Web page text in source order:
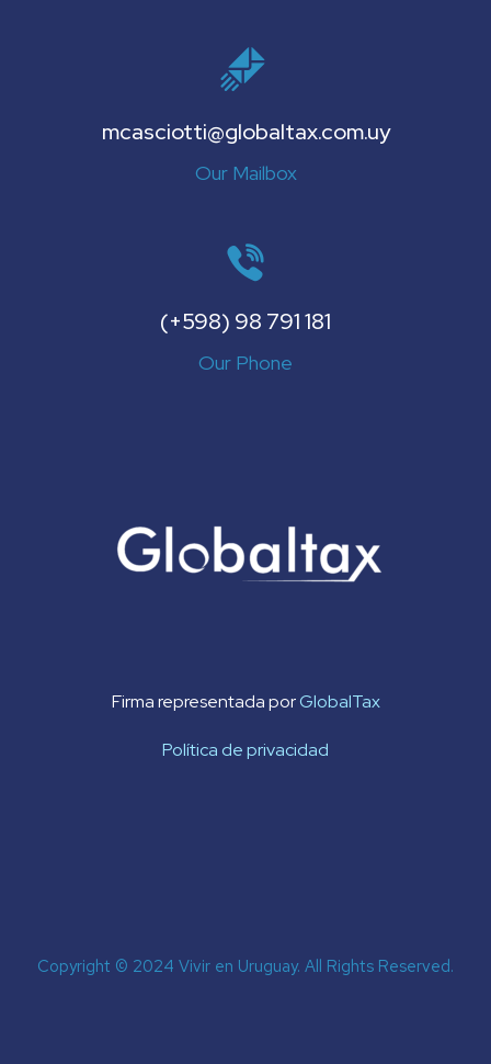
mcasciotti@globaltax.com.uy
Our Mailbox
(+598) 98 791 181
Our Phone
Firma representada porGlobalTax
Política de privacidad
Copyright © 2024 Vivir en Uruguay. All Rights Reserved.